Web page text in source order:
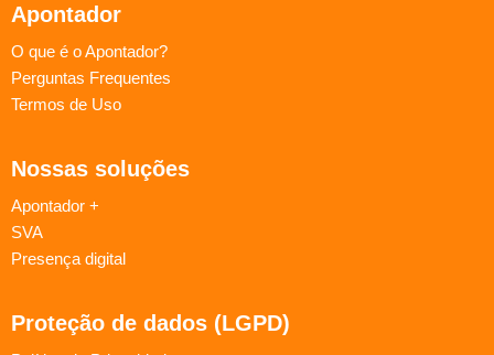
Apontador
O que é o Apontador?
Perguntas Frequentes
Termos de Uso
Nossas soluções
Apontador +
SVA
Presença digital
Proteção de dados (LGPD)